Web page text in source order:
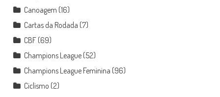
Canoagem (16)
Cartas da Rodada (7)
CBF(69)
Champions League(52)
Champions League Feminina (96)
Ciclismo (2)